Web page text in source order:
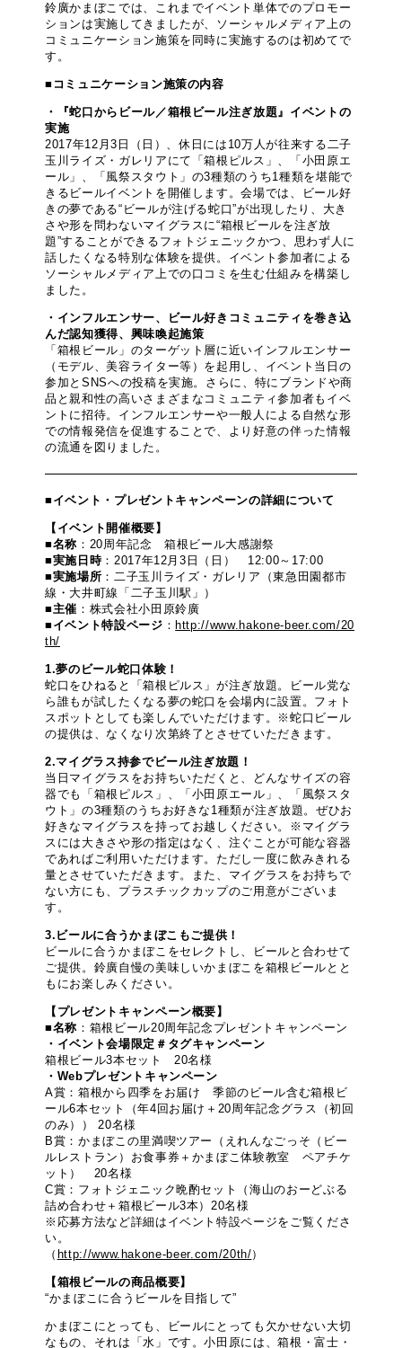
鈴廣かまぼこでは、これまでイベント単体でのプロモー
ションは実施してきましたが、ソーシャルメディア上の
コミュニケーション施策を同時に実施するのは初めてで
す。
■コミュニケーション施策の内容
・『蛇口からビール／箱根ビール注ぎ放題』イベントの
実施
2017年12月3日（日）、休日には10万人が往来する二子
玉川ライズ・ガレリアにて「箱根ピルス」、「小田原エ
ール」、「風祭スタウト」の3種類のうち1種類を堪能で
きるビールイベントを開催します。会場では、ビール好
きの夢である“ビールが注げる蛇口”が出現したり、大き
さや形を問わないマイグラスに“箱根ビールを注ぎ放
題”することができるフォトジェニックかつ、思わず人に
話したくなる特別な体験を提供。イベント参加者による
ソーシャルメディア上での口コミを生む仕組みを構築し
ました。
・インフルエンサー、ビール好きコミュニティを巻き込
んだ認知獲得、興味喚起施策
「箱根ビール」のターゲット層に近いインフルエンサー
（モデル、美容ライター等）を起用し、イベント当日の
参加とSNSへの投稿を実施。さらに、特にブランドや商
品と親和性の高いさまざまなコミュニティ参加者もイベ
ントに招待。インフルエンサーや一般人による自然な形
での情報発信を促進することで、より好意の伴った情報
の流通を図りました。
■イベント・プレゼントキャンペーンの詳細について
【イベント開催概要】
■名称 ：20周年記念 箱根ビール大感謝祭
■実施日時：2017年12月3日（日） 12:00～17:00
■実施場所 ：二子玉川ライズ・ガレリア（東急田園都市
線・大井町線「二子玉川駅」）
■ 主催 ：株式会社小田原鈴廣
■ イベント特設ページ ： http://www.hakone-beer.com/20
th/
1.夢のビール蛇口体験！
蛇口をひねると「箱根ピルス」が注ぎ放題。ビール党な
ら誰もが試したくなる夢の蛇口を会場内に設置。フォト
スポットとしても楽しんでいただけます。※蛇口ビール
の提供は、なくなり次第終了とさせていただきます。
2.マイグラス持参でビール注ぎ放題！
当日マイグラスをお持ちいただくと、どんなサイズの容
器でも「箱根ピルス」、「小田原エール」、「風祭スタ
ウト」の3種類のうちお好きな1種類が注ぎ放題。ぜひお
好きなマイグラスを持ってお越しください。※マイグラ
スには大きさや形の指定はなく、注ぐことが可能な容器
であればご利用いただけます。ただし一度に飲みきれる
量とさせていただきます。また、マイグラスをお持ちで
ない方にも、プラスチックカップのご用意がございま
す。
3.ビールに合うかまぼこもご提供！
ビールに合うかまぼこをセレクトし、ビールと合わせて
ご提供。鈴廣自慢の美味しいかまぼこを箱根ビールとと
もにお楽しみください。
【プレゼントキャンペーン概要】
■名称 ：箱根ビール20周年記念プレゼントキャンペーン
・イベント会場限定＃タグキャンペーン
箱根ビール3本セット 20名様
・Webプレゼントキャンペーン
A賞：箱根から四季をお届け 季節のビール含む箱根ビ
ール6本セット（年4回お届け＋20周年記念グラス（初回
のみ）） 20名様
B賞：かまぼこの里満喫ツアー（えれんなごっそ（ビー
ルレストラン）お食事券＋かまぼこ体験教室 ペアチケ
ット） 20名様
C賞：フォトジェニック晩酌セット（海山のおーどぶる
詰め合わせ＋箱根ビール3本）20名様
※応募方法など詳細はイベント特設ページをご覧くださ
い。
（ http://www.hakone-beer.com/20th/）
【箱根ビールの商品概要】
“かまぼこに合うビールを目指して”
かまぼこにとっても、ビールにとっても欠かせない大切
なもの、それは「水」です。小田原には、箱根・富士・